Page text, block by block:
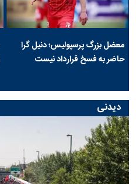
معضل بزرگ پرسپولیس؛ دنیل گرا
حاضر به فسخ قرارداد نیست
دیدنی